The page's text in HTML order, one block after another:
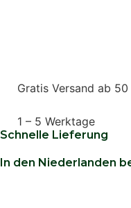
Gratis Versand ab
1 – 5 Werktage
Schnelle Lieferung
In den Niederlanden